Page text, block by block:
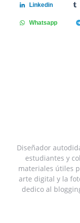
Linkedin
Whatsapp
Diseñador
estudiantes y
materiales útiles
arte digital y la
dedico al